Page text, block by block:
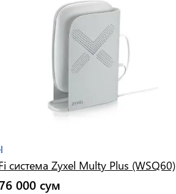
система Zyxel Multy Plus (WSQ60)
000 сум